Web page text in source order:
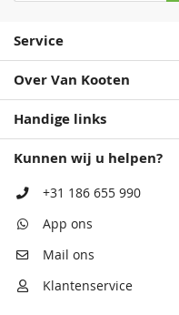
Service
Over Van Kooten
Handige links
Kunnen wij u helpen?
+31 186 655 990
App ons
Mail ons
Klantenservice